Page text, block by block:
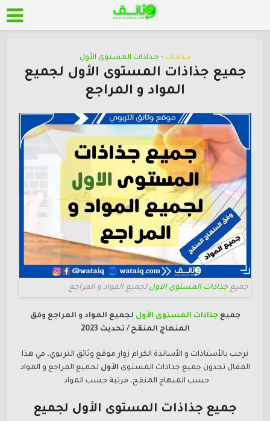
جـذاذات • جـذاذات المستوى الأول
جميع جذاذات المستوى الأول لجميع
المواد و المراجع
جميعجذاذات المستوى الاول لجميع المواد و المراجع
جميعجذاذات المستوى الأول لجميع المواد و المراجع وفق
المنهاج المنقح / تحديث 2023
نرحب بالأستاذات و الأساتذة الكرام زوار موقع وثائق التربوي، في هذا
المقال تجدون جميع جذاذات المستوى الأول لجميع المراجع و المواد
حسب المنهاج المنقح، مرتبة حسب المواد.
جميع جذاذات المستوى الأول لجميع